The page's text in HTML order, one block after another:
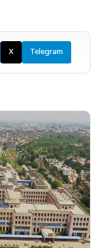
X Telegram